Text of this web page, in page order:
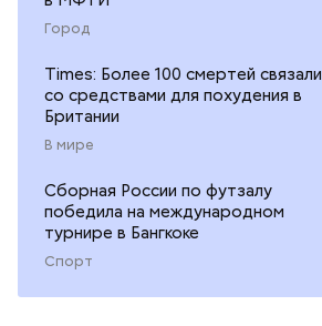
Город
Times: Более 100 смертей связали
со средствами для похудения в
Британии
В мире
Сборная России по футзалу
победила на международном
турнире в Бангкоке
Спорт